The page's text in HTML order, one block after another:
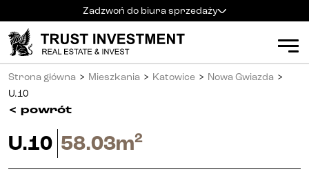
Zadzwoń do biura sprzedaży
Kielce +48 600 900 500
Biuro sprzedaży
Al. Solidarności 34
Radom
Mieszkania
Kielce
Radom
Strona główna > Mieszkania > Katowice > Nowa Gwiazda >
U.10
< powrót
U.10 58.03m2